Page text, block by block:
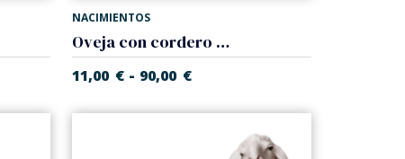
NACIMIENTOS
Oveja con cordero (Belen Casales)
11,00 € - 90,00 €